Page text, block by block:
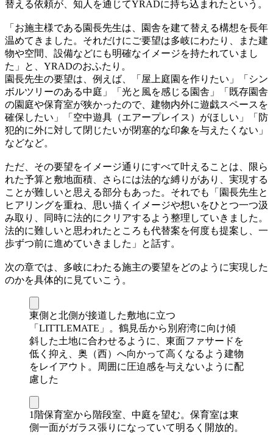
替える依頼が、知人を通じてYRADに持ち込まれたという。
「お施主様である園長先生は、園舎を建て替える構想を長年
温めてきました。それだけにご要望は多岐にわたり、また建
物や空間、設備などにも明確なイメージを持たれていまし
た」と、YRADのおふたり。
園長先生の要望は、例えば、「屋上庭園を作りたい」「シン
ボルツリーのある中庭」「光と風を感じる園舎」「既存園舎
の園庭や保育室が狭かったので、建物内外に遊戯スペースを
確保したい」「空中遊具（エアープレイス）がほしい」「防
犯的に外に対して閉じたいが閉塞的な印象を与えたくない」
などなど。
ただ、その要望をイメージ通りにすべて叶えることは、限ら
れた予算と敷地面積、さらには法的な縛りがあり、実現する
ことが難しいと思える部分もあった。それでも「園長先生と
ヒアリングを重ね、思い描くイメージや想いをひとつ一つ汲
み取り、同時に法的にクリアするよう整理していきました。
法的に難しいと思われたところも代替案を何度も提案し、一
歩ずつ前に進めていきました」と話す。
次の章では、多岐にわたる施主の要望をどのように実現した
のかを具体的に見ていこう。
東側と北側が接道した敷地に立つ
「LITTLEMATE」。鶴見岳から別府湾に向け傾
斜した土地に合わせるように、東面ファサードを
低く抑え、奥（西）へ向かって高くなるよう建物
をレイアウト。周囲に圧迫感を与えないように配
慮した
1階保育室から階段室、中庭を望む。保育室は東
側一面がガラス張りになっていて明るく開放的。